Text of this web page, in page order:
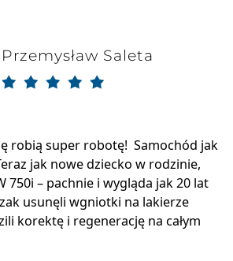
Przemysław Saleta
robią super robotę! Samochód jak
jak nowe dziecko w rodzinie,
750i – pachnie i wygląda jak 20 lat
usunęli wgniotki na lakierze
korektę i regenerację na całym